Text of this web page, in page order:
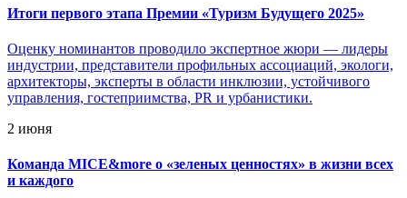
Итоги первого этапа Премии «Туризм Будущего 2025»
Оценку номинантов проводило экспертное жюри — лидеры
индустрии, представители профильных ассоциаций, экологи,
архитекторы, эксперты в области инклюзии, устойчивого
управления, гостеприимства, PR и урбанистики.
2 июня
Команда MICE&more о «зеленых ценностях» в жизни всех
и каждого